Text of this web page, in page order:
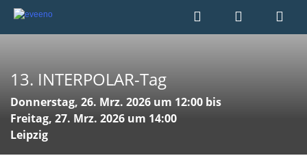
13. INTERPOLAR-Tag
Donnerstag, 26. Mrz. 2026 um 12:00 bis
Freitag, 27. Mrz. 2026 um 14:00
Leipzig